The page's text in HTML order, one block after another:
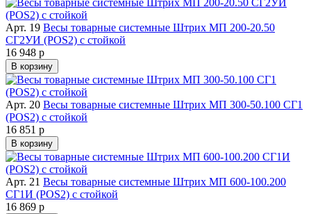
Арт. 19 Весы товарные системные Штрих МП 200-20.50
СГ2УИ (POS2) с стойкой
16 948 р
В корзину
Арт. 20 Весы товарные системные Штрих МП 300-50.100 СГ1
(POS2) с стойкой
16 851 р
В корзину
Арт. 21 Весы товарные системные Штрих МП 600-100.200
СГ1И (POS2) с стойкой
16 869 р